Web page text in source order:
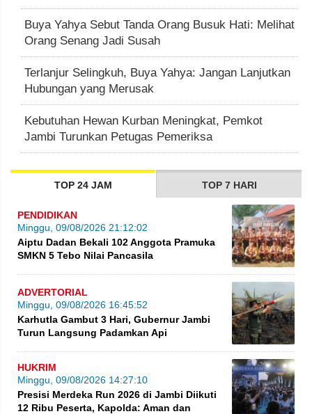
Buya Yahya Sebut Tanda Orang Busuk Hati: Melihat
Orang Senang Jadi Susah
Terlanjur Selingkuh, Buya Yahya: Jangan Lanjutkan
Hubungan yang Merusak
Kebutuhan Hewan Kurban Meningkat, Pemkot
Jambi Turunkan Petugas Pemeriksa
TOP 24 JAM TOP 7 HARI
PENDIDIKAN
Minggu, 09/08/2026 21:12:02
Aiptu Dadan Bekali 102 Anggota Pramuka
SMKN 5 Tebo Nilai Pancasila
ADVERTORIAL
Minggu, 09/08/2026 16:45:52
Karhutla Gambut 3 Hari, Gubernur Jambi
Turun Langsung Padamkan Api
HUKRIM
Minggu, 09/08/2026 14:27:10
Presisi Merdeka Run 2026 di Jambi Diikuti
12 Ribu Peserta, Kapolda: Aman dan